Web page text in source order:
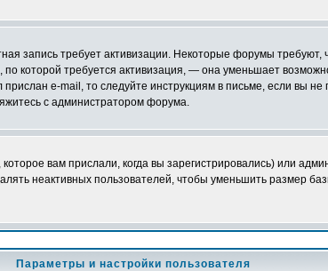
запись требует активизации. Некоторые форумы
которой требуется активизация, — она уменьшает
e-mail, то следуйте инструкциям в письме, если вы
с администратором форума.
вам прислали, когда вы зарегистрировались) или
неактивных пользователей, чтобы уменьшить размер
Параметры и настройки пользователя